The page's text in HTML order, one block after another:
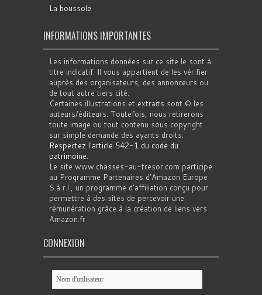
La boussole
INFORMATIONS IMPORTANTES
Les informations données sur ce site le sont à
titre indicatif. Il vous appartient de les vérifier
auprès des organisateurs, des annonceurs ou
de tout autre tiers cité.
Certaines illustrations et extraits sont © les
auteurs/éditeurs. Toutefois, nous retirerons
toute image ou tout contenu sous copyright
sur simple demande des ayants droits.
Respectez l'article 542-1 du code du
patrimoine.
Le site www.chasses-au-tresor.com participe
au Programme Partenaires d’Amazon Europe
S.à r.l., un programme d’affiliation conçu pour
permettre à des sites de percevoir une
rémunération grâce à la création de liens vers
Amazon.fr
CONNEXION